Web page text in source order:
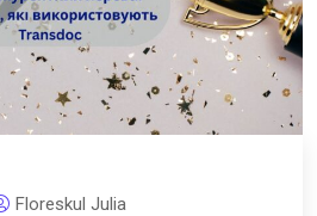
Floreskul Julia